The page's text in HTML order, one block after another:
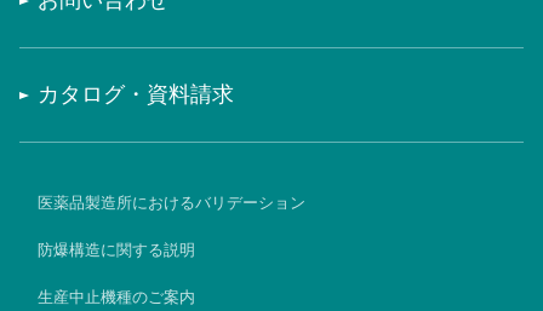
カタログ・資料請求
医薬品製造所におけるバリデーション
防爆構造に関する説明
生産中止機種のご案内